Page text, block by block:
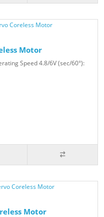
Motor
Speed 4.8/6V (sec/60°):
Motor